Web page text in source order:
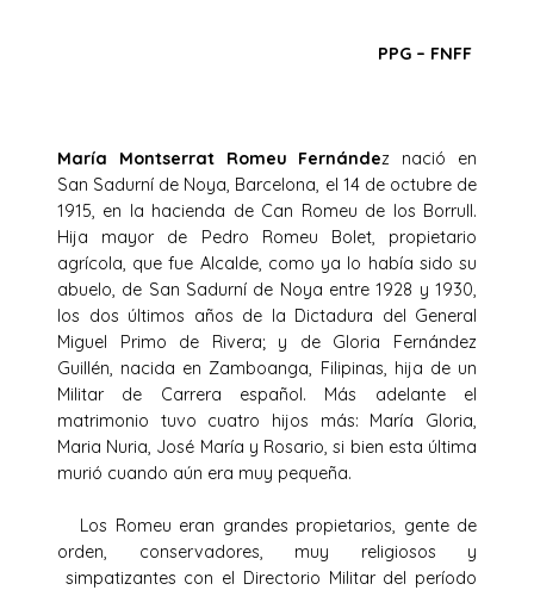
PPG – FNFF
María Montserrat Romeu Fernández nació en
San Sadurní de Noya, Barcelona, el 14 de octubre de
1915, en la hacienda de Can Romeu de los Borrull.
Hija mayor de Pedro Romeu Bolet, propietario
agrícola, que fue Alcalde, como ya lo había sido su
abuelo, de San Sadurní de Noya entre 1928 y 1930,
los dos últimos años de la Dictadura del General
Miguel Primo de Rivera; y de Gloria Fernández
Guillén, nacida en Zamboanga, Filipinas, hija de un
Militar de Carrera español. Más adelante el
matrimonio tuvo cuatro hijos más: María Gloria,
Maria Nuria, José María y Rosario, si bien esta última
murió cuando aún era muy pequeña.
Los Romeu eran grandes propietarios, gente de
orden, conservadores, muy religiosos y
simpatizantes con el Directorio Militar del período